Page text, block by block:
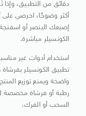
دقائق من التطبيق،
أكثر وضوحًا، احرصي على
إصبعك البنصر أو
الكونسيلر مباشرة.
استخدام أدوات غير
تطبيق الكونسيلر
واضحة ويمنع توزيع
رطبة أو فرشاة مخصصة
السحب أو الفرك.